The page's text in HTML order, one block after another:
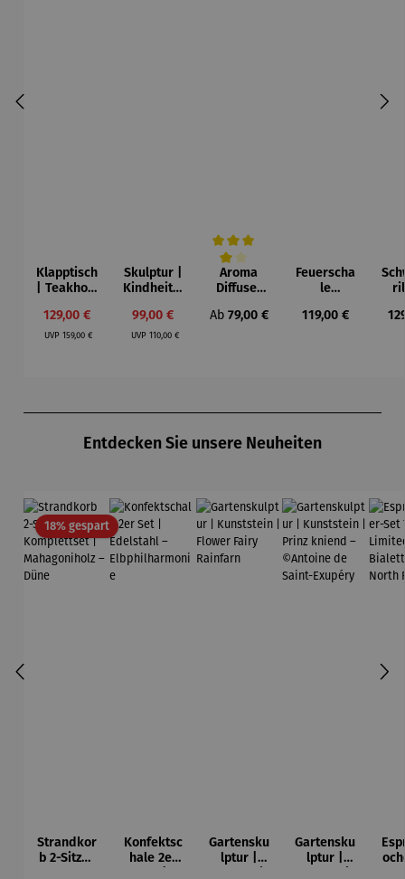
Klapptisch
| Teakholz
Verkaufspreis:
129,00 €
UVPRegulärer Preis:
159,00 €
Skulptur |
Kindheit –
Verkaufspreis:
99,00 €
UVP Regulärer Preis:
110,00 €
Durchschnittliche Bewertung von 4
Aroma
Diffuser
Laterne –
Regulärer Preis:
Ab 79,00 €
Feuerscha
le
Regulärer Preis:
119,00 €
Entdecken Sie unsere Neuheiten
18% gespartRabatt
Strandkor
b 2-Sitzer
Konfektsc
hale 2er
Gartensku
lptur |
Gartensku
lptur |